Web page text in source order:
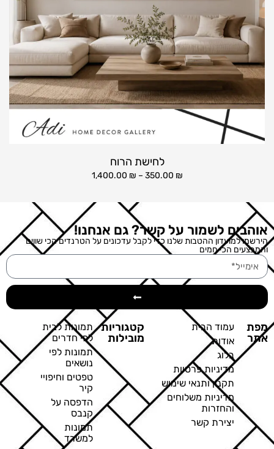
לחישת הרוח
350.00 ₪
–
1,400.00 ₪
אוהבים לשמור על קשר? גם אנחנו!
הירשמו למועדון ההטבות שלנו כדי לקבל עדכונים על הטרנדים הכי שווים
והמבצעים הכי חמים
מפת
אתר
עמוד הבית
אודות
בלוג
מדיניות פרטיות
תקנון ותנאי שימוש
מדיניות משלוחים
והחזרות
יצירת קשר
קטגוריות
מובילות
תמונות לבית
לפי חדרים
תמונות לפי
נושאים
טפטים וחיפויי
קיר
הדפסה על
קנבס
תמונות
למשרד